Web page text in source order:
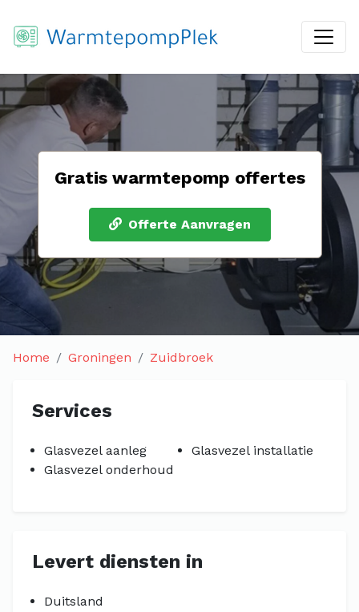
Gratis warmtepomp offertes
Offerte Aanvragen
Home Groningen Zuidbroek
Services
Glasvezel aanleg
Glasvezel installatie
Glasvezel onderhoud
Levert diensten in
Duitsland